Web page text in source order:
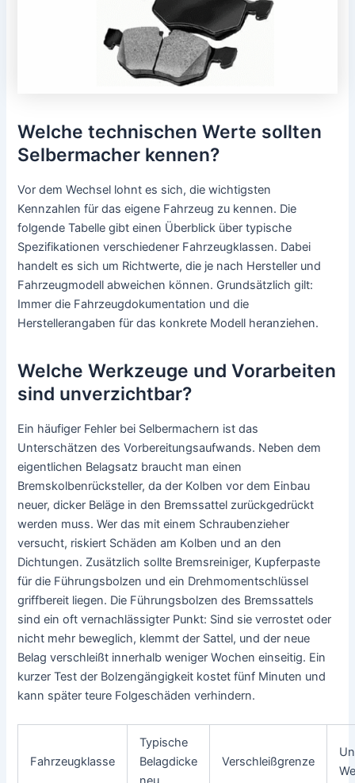
Welche technischen Werte sollten
Selbermacher kennen?
Vor dem Wechsel lohnt es sich, die wichtigsten
Kennzahlen für das eigene Fahrzeug zu kennen. Die
folgende Tabelle gibt einen Überblick über typische
Spezifikationen verschiedener Fahrzeugklassen. Dabei
handelt es sich um Richtwerte, die je nach Hersteller und
Fahrzeugmodell abweichen können. Grundsätzlich gilt:
Immer die Fahrzeugdokumentation und die
Herstellerangaben für das konkrete Modell heranziehen.
Welche Werkzeuge und Vorarbeiten
sind unverzichtbar?
Ein häufiger Fehler bei Selbermachern ist das
Unterschätzen des Vorbereitungsaufwands. Neben dem
eigentlichen Belagsatz braucht man einen
Bremskolbenrücksteller, da der Kolben vor dem Einbau
neuer, dicker Beläge in den Bremssattel zurückgedrückt
werden muss. Wer das mit einem Schraubenzieher
versucht, riskiert Schäden am Kolben und an den
Dichtungen. Zusätzlich sollte Bremsreiniger, Kupferpaste
für die Führungsbolzen und ein Drehmomentschlüssel
griffbereit liegen. Die Führungsbolzen des Bremssattels
sind ein oft vernachlässigter Punkt: Sind sie verrostet oder
nicht mehr beweglich, klemmt der Sattel, und der neue
Belag verschleißt innerhalb weniger Wochen einseitig. Ein
kurzer Test der Bolzengängigkeit kostet fünf Minuten und
kann später teure Folgeschäden verhindern.
Fahrzeugklasse
Typische
Belagdicke
Verschleißgrenze